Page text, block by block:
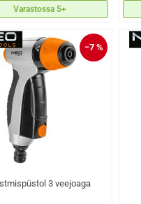
Varastossa 5+
−7 %
3 veejoaga